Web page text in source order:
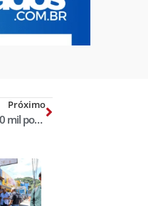
Próximo
Juíza condena Estado a pagar R$ 100 mil por “condições insalubres” nas delegacias